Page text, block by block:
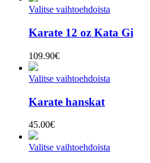
Valitse vaihtoehdoista
Karate 12 oz Kata Gi
109.90€
Valitse vaihtoehdoista
Karate hanskat
45.00€
Valitse vaihtoehdoista